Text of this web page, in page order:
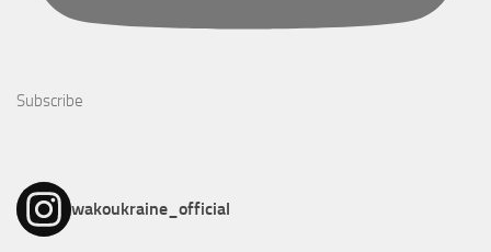
Subscribe
wakoukraine_official